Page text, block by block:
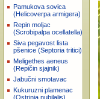
Pamukova sovica
(Helicoverpa armigera)
Repin moljac
(Scrobipalpa ocellatella)
Siva pegavost lista
pšenice (Septoria tritici)
Meligethes aeneus
(Repičin sjajnik)
Jabučni smotavac
Kukuruzni plamenac
(Ostrinia nubilalis)